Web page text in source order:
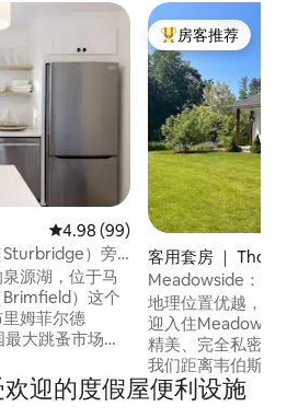
平均评分 4.98 分（满分 5 分）
4.98 (99)
Sturbridge）旁
源湖，位于马
）这个
姆菲尔德
大跳蚤市场的
州最干净的湖泊
一栋单层房源，
热门「房客推荐」
房客推荐
客用套房 ｜
Meadowside：地
丰富
地理位置优越，物
迎入住Meadowside！ 您将入住
精美、完全私密的
我们距离韦伯斯
四分之一英里，开
点！ 您可以带上您的船，因为我们的停车
迎的度假屋便利设施